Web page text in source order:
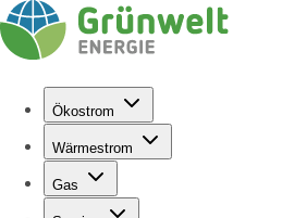
Ökostrom
Wärmestrom
Gas